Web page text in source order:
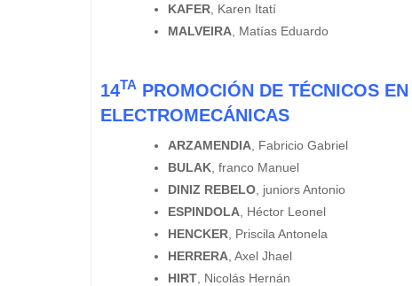
KAFER , Karen Itatí
MALVEIRA , Matías Eduardo
14TA PROMOCIÓN DE TÉCNICOS
ELECTROMECÁNICAS
ARZAMENDIA , Fabricio Gabriel
BULAK , franco Manuel
DINIZ REBELO , juniors Antonio
ESPINDOLA , Héctor Leonel
HENCKER , Priscila Antonela
HERRERA , Axel Jhael
HIRT , Nicolás Hernán